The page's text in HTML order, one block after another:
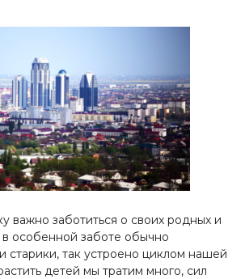
важно заботиться о своих родных и
особенной заботе обычно
старики, так устроено циклом нашей
детей мы тратим много, сил